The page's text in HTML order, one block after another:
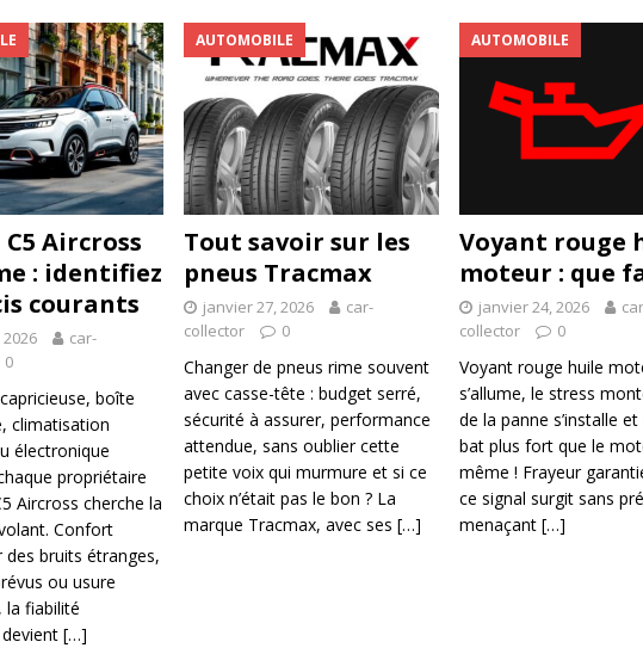
Aircross
: identifiez
courants
car-
0
boîte
climatisation
électronique
propriétaire
Aircross cherche la
Confort
des bruits étranges,
ou usure
la fiabilité
[…]
AUTOMOBILE
Tout savoir sur les
pneus Tracmax
janvier 27, 2026
car-
collector
0
Changer de pneus rime souvent
avec casse-tête : budget serré,
sécurité à assurer, performance
attendue, sans oublier cette
petite voix qui murmure et si ce
choix n’était pas le bon ? La
marque Tracmax, avec ses […]
AUTOMOBILE
Voyant rouge
moteur : que
janvier 24, 2026
collector
0
Voyant rouge huile
s’allume, le stress
de la panne s’installe
bat plus fort que le
même ! Frayeur
ce signal surgit sans
menaçant[…]